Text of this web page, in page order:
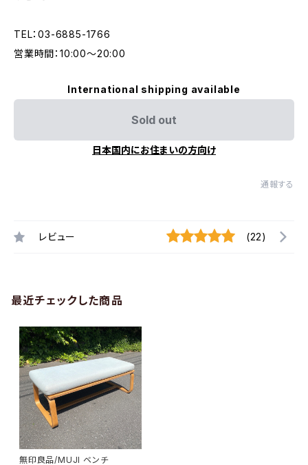
TEL：03-6885-1766
営業時間：10:00〜20:00
International shipping available
Sold out
日本国内にお住まいの方向け
通報する
レビュー (22)
最近チェックした商品
無印良品/MUJI ベンチ